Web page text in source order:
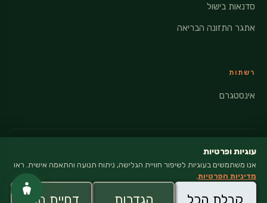
סדנאות בישול
אתגר התזונה הבריאה
רשתות
אינסטגרם
© 2026 VEGANATI · כל הזכויות שמורות
עוגיות ופרטיות
אנו משתמשים בעוגיות לשיפור חוויית הגלישה, ניתוח תנועה והתאמה אישית. ראו
מדיניות הפרטיות.
קבלת הכל הגדרות דחיית הכל